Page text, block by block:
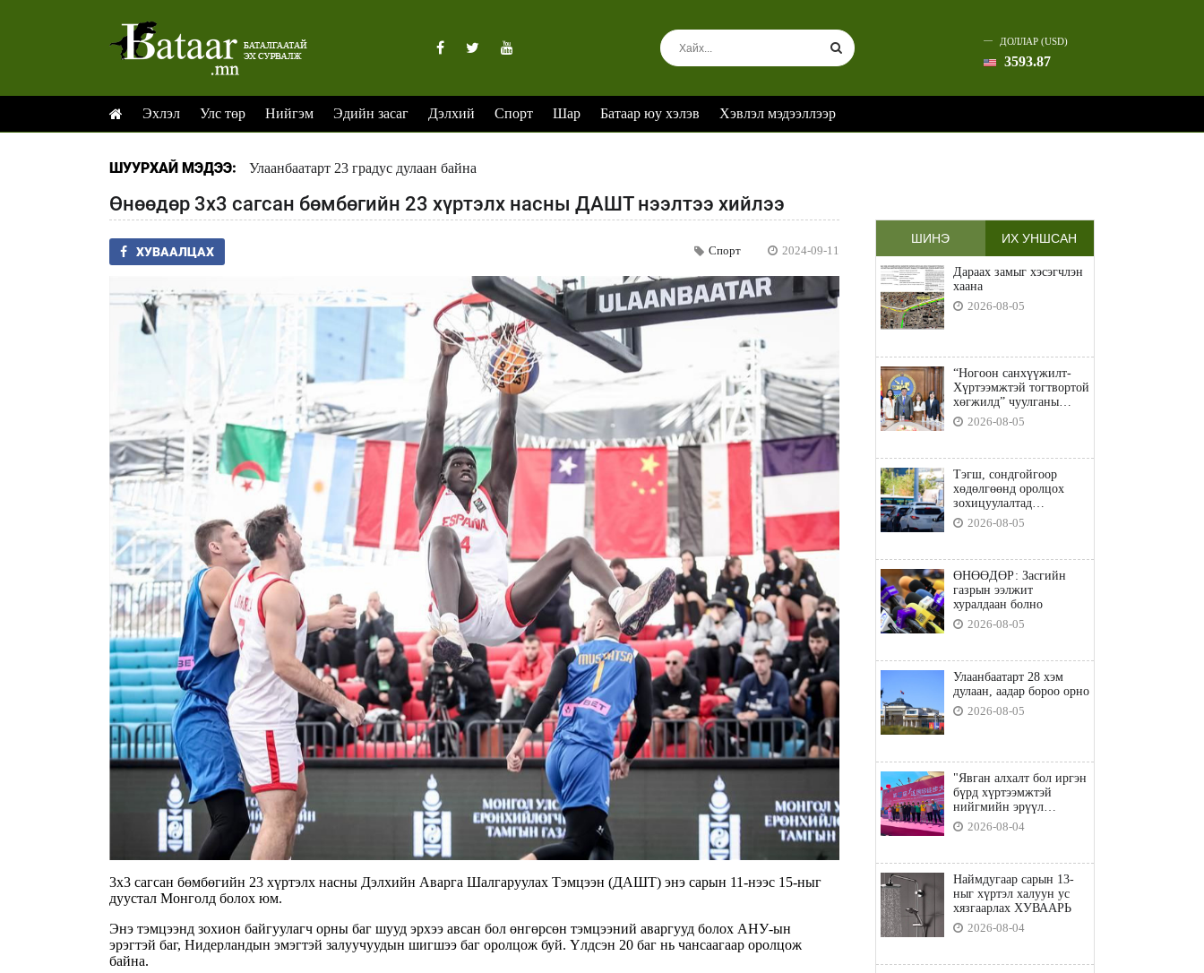
ДОЛЛАР (USD)
3593.87
Эхлэл Улс төр Нийгэм Эдийн засаг Дэлхий Спорт Шар Батаар юу хэлэв Хэвлэл мэдээллээр
ШУУРХАЙ МЭДЭЭ: Улаанбаатарт 23 градус дулаан байна
Өнөөдөр 3х3 сагсан бөмбөгийн 23 хүртэлх насны ДАШТ нээлтээ хийлээ
ХУВААЛЦАХ Спорт 2024-09-11
3х3 сагсан бөмбөгийн 23 хүртэлх насны Дэлхийн Аварга Шалгаруулах Тэмцээн (ДАШТ) энэ сарын 11-нээс 15-ныг
дуустал Монголд болох юм.
Энэ тэмцээнд зохион байгуулагч орны баг шууд эрхээ авсан бол өнгөрсөн тэмцээний аваргууд болох АНУ-ын
эрэгтэй баг, Нидерландын эмэгтэй залуучуудын шигшээ баг оролцож буй. Үлдсэн 20 баг нь чансаагаар оролцож
байна.
ШИНЭ ИХ УНШСАН
Дараах замыг хэсэгчлэн
хаана
2026-08-05
“Ногоон санхүүжилт-
Хүртээмжтэй тогтвортой
хөгжилд” чуулганы
бэлтгэл ажил, зорилго,
хүрэх үр дүнгийн талаар
2026-08-05
Тэгш, сондгойгоор
хөдөлгөөнд оролцох
зохицуулалтад
хамаарахгүй тээврийн
хэрэгслүүд
2026-08-05
ӨНӨӨДӨР: Засгийн
газрын ээлжит
хуралдаан болно
2026-08-05
Улаанбаатарт 28 хэм
дулаан, аадар бороо орно
2026-08-05
"Явган алхалт бол иргэн
бүрд хүртээмжтэй
нийгмийн эрүүл
мэндийн бодлого"
2026-08-04
Наймдугаар сарын 13-
ныг хүртэл халуун ус
хязгаарлах ХУВААРЬ
2026-08-04